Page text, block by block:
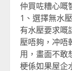
仲買咗糟心嘅
1、選擇無水
有水壓要求嘅
壓唔夠，冲唔
用，畫面不敢
梗係如果屋企